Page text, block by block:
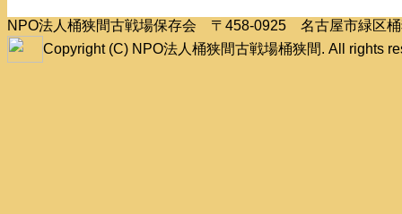
NPO法人桶狭間古戦場保存会 〒458-0925 名古屋市緑区
Copyright (C) NPO法人桶狭間古戦場桶狭間. All rights